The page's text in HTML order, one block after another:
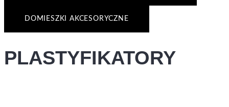
DOMIESZKI AKCESORYCZNE
PLASTYFIKATORY